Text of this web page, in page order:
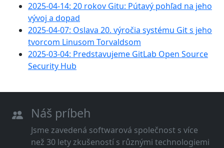
2025-04-14: 20 rokov Gitu: Pútavý pohľad na jeho
vývoj a dopad
2025-04-07: Oslava 20. výročia systému Git s jeho
tvorcom Linusom Torvaldsom
2025-03-04: Predstavujeme GitLab Open Source
Security Hub
Náš príbeh
Jsme zavedená softwarová společnost s více
než 30 lety zkušeností s různými technologiemi